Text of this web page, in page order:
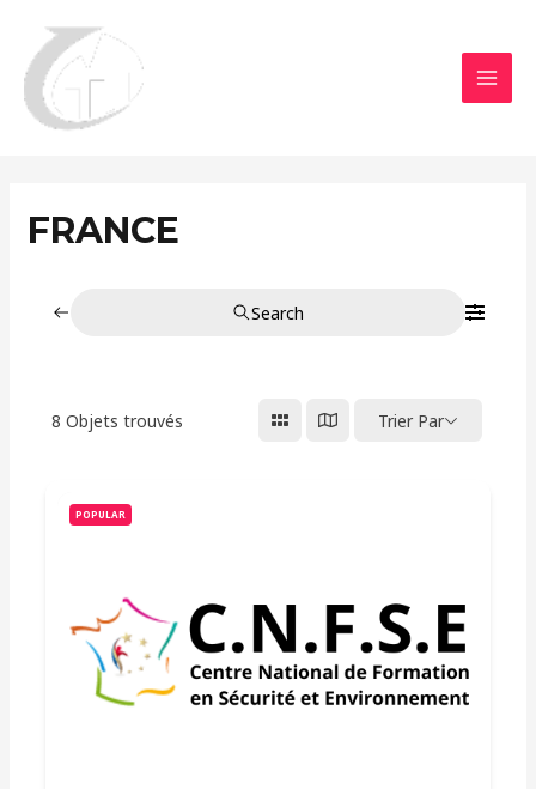
contenu
FRANCE
Search
8 Objets trouvés Trier Par
POPULAR